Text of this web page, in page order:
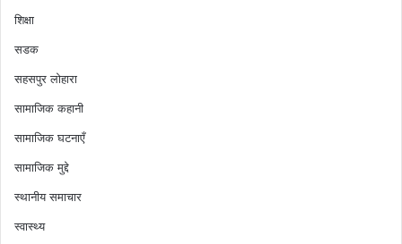
शिक्षा
सडक
सहसपुर लोहारा
सामाजिक कहानी
सामाजिक घटनाएँ
सामाजिक मुद्दे
स्थानीय समाचार
स्वास्थ्य